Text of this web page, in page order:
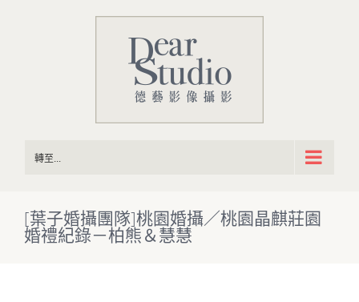
轉至...
[葉子婚攝團隊]桃園婚攝／桃園晶麒莊園
婚禮紀錄－柏熊＆慧慧